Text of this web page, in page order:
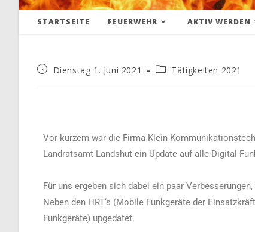
STARTSEITE FEUERWEHR AKTIV WERDEN
Dienstag 1. Juni 2021 Tätigkeiten 2021
Vor kurzem war die Firma Klein
Landratsamt Landshut ein Update auf alle Digital-
Für uns ergeben sich dabei ein paar
Neben den HRT‘s (Mobile Funkgeräte der
Funkgeräte) upgedatet.